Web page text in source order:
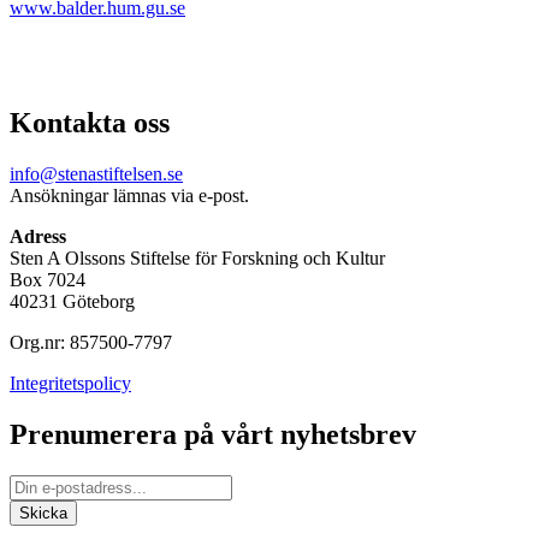
www.balder.hum.gu.se
Kontakta oss
info@stenastiftelsen.se
Ansökningar lämnas via e-post.
Adress
Sten A Olssons Stiftelse för Forskning och Kultur
Box 7024
40231 Göteborg
Org.nr: 857500-7797
Integritetspolicy
Prenumerera på vårt nyhetsbrev